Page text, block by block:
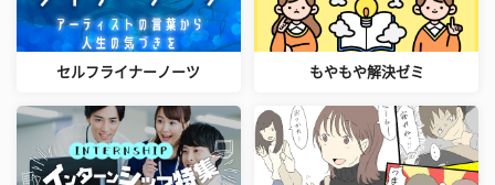
セルフライナーノーツ もやもや解決ゼミ